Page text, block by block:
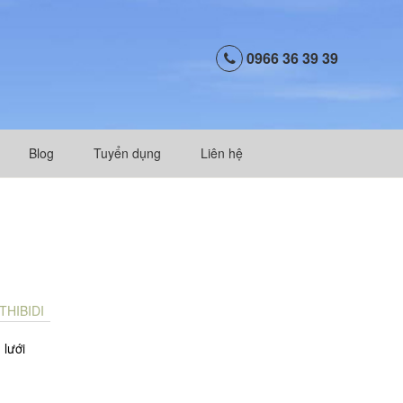
0966 36 39 39
Blog Tuyển dụng Liên hệ
lưới